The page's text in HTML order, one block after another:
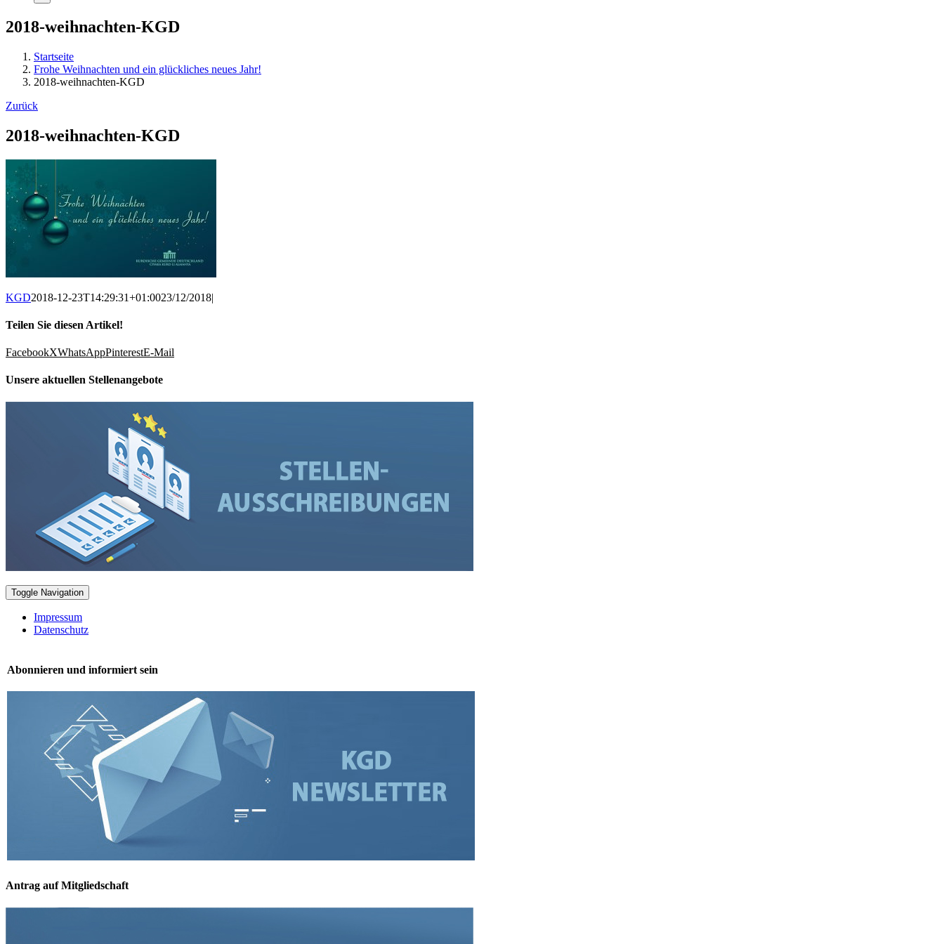
2018-weihnachten-KGD
Startseite
Frohe Weihnachten und ein glückliches neues Jahr!
2018-weihnachten-KGD
Zurück
2018-weihnachten-KGD
KGD2018-12-23T14:29:31+01:0023/12/2018|
Teilen Sie diesen Artikel!
FacebookXWhatsAppPinterestE-Mail
Unsere aktuellen Stellenangebote
Toggle Navigation
Impressum
Datenschutz
Abonnieren und informiert sein
Antrag auf Mitgliedschaft